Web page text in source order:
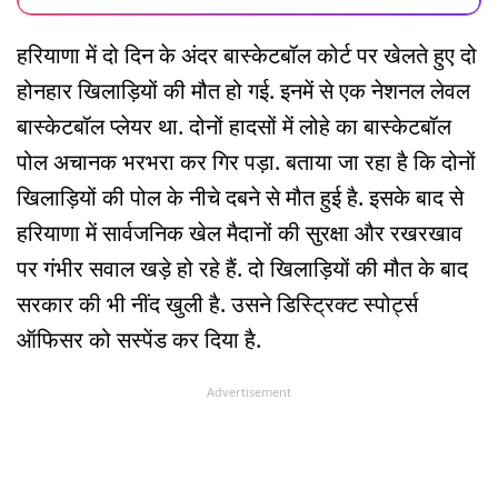
हरियाणा में दो दिन के अंदर बास्केटबॉल कोर्ट पर खेलते हुए दो
होनहार खिलाड़ियों की मौत हो गई. इनमें से एक नेशनल लेवल
बास्केटबॉल प्लेयर था. दोनों हादसों में लोहे का बास्केटबॉल
पोल अचानक भरभरा कर गिर पड़ा. बताया जा रहा है कि दोनों
खिलाड़ियों की पोल के नीचे दबने से मौत हुई है. इसके बाद से
हरियाणा में सार्वजनिक खेल मैदानों की सुरक्षा और रखरखाव
पर गंभीर सवाल खड़े हो रहे हैं. दो खिलाड़ियों की मौत के बाद
सरकार की भी नींद खुली है. उसने डिस्ट्रिक्ट स्पोर्ट्स
ऑफिसर को सस्पेंड कर दिया है.
Advertisement